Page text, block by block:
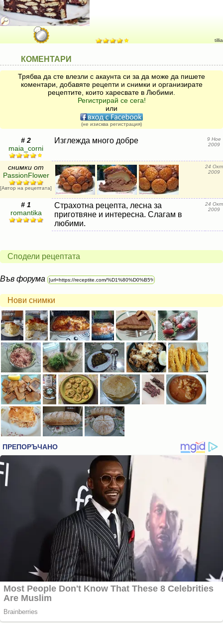
tillia
КОМЕНТАРИ
Трябва да сте влезли с акаунта си за да може да пишете
коментари, добавяте рецепти и снимки и организирате
рецептите, които харесвате в Любими.
Регистрирай се сега!
или
(не изисква регистрация)
# 2
maia_corni
Изглежда много добре
9 Ное
2009
снимки от
PassionFlower
[Автор на рецептата]
24 Окт
2009
# 1
romantika
Страхотна рецепта, лесна за
приготвяне и интересна. Слагам в
любими.
24 Окт
2009
Сподели рецептата
Във форума
Нови снимки